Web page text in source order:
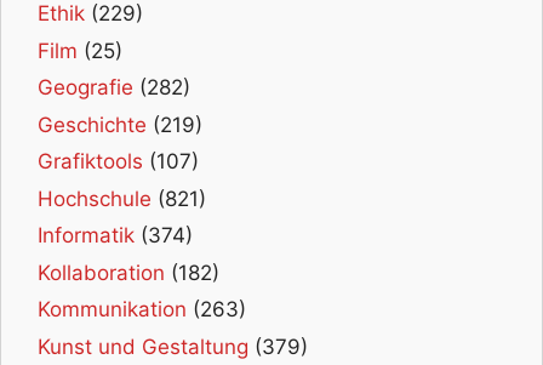
Ethik (229)
Film (25)
Geografie (282)
Geschichte (219)
Grafiktools (107)
Hochschule (821)
Informatik (374)
Kollaboration (182)
Kommunikation (263)
Kunst und Gestaltung (379)